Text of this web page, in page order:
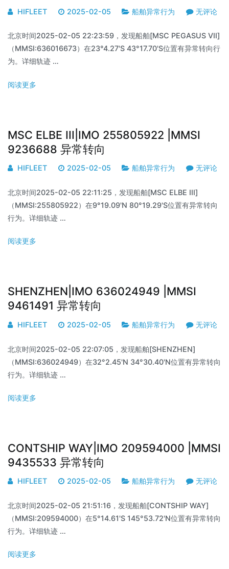
HIFLEET 2025-02-05 船舶异常行为 无评论
北京时间2025-02-05 22:23:59，发现船舶[MSC PEGASUS VII]
（MMSI:636016673）在23°4.27'S 43°17.70'S位置有异常转向行
为。详细轨迹 …
阅读更多
MSC ELBE III|IMO 255805922 |MMSI
9236688 异常转向
HIFLEET 2025-02-05 船舶异常行为 无评论
北京时间2025-02-05 22:11:25，发现船舶[MSC ELBE III]
（MMSI:255805922）在9°19.09'N 80°19.29'S位置有异常转向
行为。详细轨迹 …
阅读更多
SHENZHEN|IMO 636024949 |MMSI
9461491 异常转向
HIFLEET 2025-02-05 船舶异常行为 无评论
北京时间2025-02-05 22:07:05，发现船舶[SHENZHEN]
（MMSI:636024949）在32°2.45'N 34°30.40'N位置有异常转向
行为。详细轨迹 …
阅读更多
CONTSHIP WAY|IMO 209594000 |MMSI
9435533 异常转向
HIFLEET 2025-02-05 船舶异常行为 无评论
北京时间2025-02-05 21:51:16，发现船舶[CONTSHIP WAY]
（MMSI:209594000）在5°14.61'S 145°53.72'N位置有异常转向
行为。详细轨迹 …
阅读更多